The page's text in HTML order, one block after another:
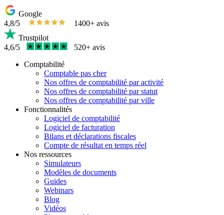
Google
4,8/5
1400+ avis
Trustpilot
4,6/5
520+ avis
Comptabilité
Comptable pas cher
Nos offres de comptabilité par activité
Nos offres de comptabilité par statut
Nos offres de comptabilité par ville
Fonctionnalités
Logiciel de comptabilité
Logiciel de facturation
Bilans et déclarations fiscales
Compte de résultat en temps réel
Nos ressources
Simulateurs
Modèles de documents
Guides
Webinars
Blog
Vidéos